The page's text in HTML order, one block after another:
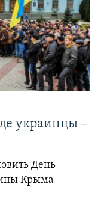
украинцы –
День
Крыма